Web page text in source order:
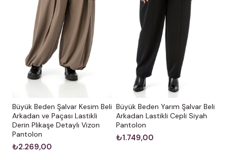
Büyük Beden Şalvar Kesim Beli
Arkadan ve Paçası Lastikli
Derin Plikaşe Detaylı Vizon
Pantolon
₺2.269,00
Büyük Beden Yarım Şalvar Beli
Arkadan Lastikli Cepli Siyah
Pantolon
₺1.749,00